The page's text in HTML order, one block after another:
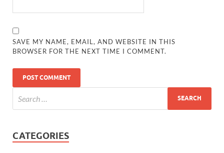
SAVE MY NAME, EMAIL, AND WEBSITE IN THIS
BROWSER FOR THE NEXT TIME I COMMENT.
CATEGORIES